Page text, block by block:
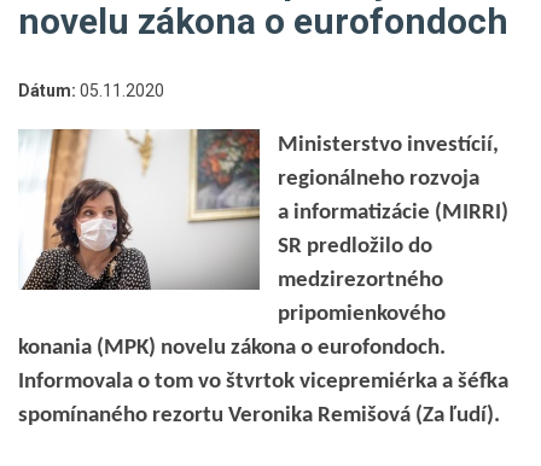
na
Skočiť
na
pätičku
stránky
novelu zákona o eurofondoch
Dátum: 05.11.2020
Ministerstvo investícií,
regionálneho rozvoja
a informatizácie (MIRRI)
SR predložilo do
medzirezortného
pripomienkového
konania (MPK) novelu zákona o eurofondoch.
Informovala o tom vo štvrtok vicepremiérka a šéfka
spomínaného rezortu Veronika Remišová (Za ľudí).